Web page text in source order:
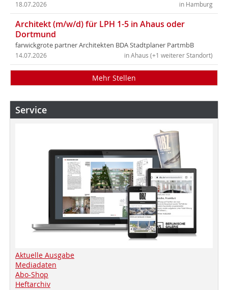
in Hamburg
18.07.2026
Architekt (m/w/d) für LPH 1-5 in Ahaus oder
Dortmund
farwickgrote partner Architekten BDA Stadtplaner PartmbB
in Ahaus (+1 weiterer Standort)
14.07.2026
Mehr Stellen
Service
Aktuelle Ausgabe
Mediadaten
Abo-Shop
Heftarchiv